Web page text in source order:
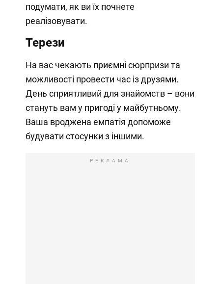
подумати, як ви їх почнете
реалізовувати.
Терези
На вас чекають приємні сюрпризи та
можливості провести час із друзями.
День сприятливий для знайомств – вони
стануть вам у пригоді у майбутньому.
Ваша вроджена емпатія допоможе
будувати стосунки з іншими.
РЕКЛАМА